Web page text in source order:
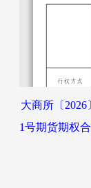
大商所〔
1号期货期权